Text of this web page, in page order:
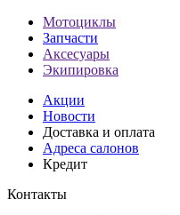
Мотоциклы
Запчасти
Аксесуары
Экипировка
Акции
Новости
Доставка и оплата
Адреса салонов
Кредит
Контакты